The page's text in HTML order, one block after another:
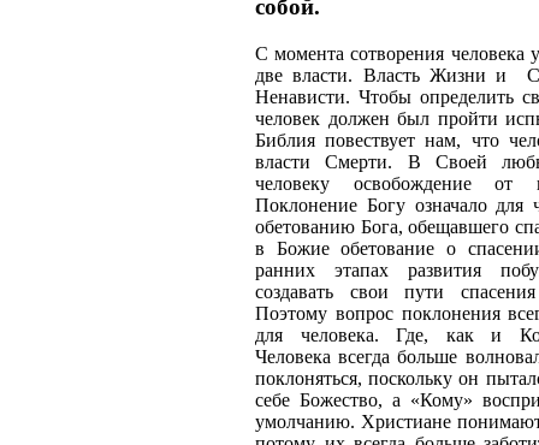
собой.
С момента сотворения человека
две власти. Власть Жизни и
Ненависти. Чтобы определить
человек должен был пройти
Библия повествует нам, что
власти Смерти. В Своей
человеку освобождение от
Поклонение Богу означало для
обетованию Бога, обещавшего
в Божие обетование о
ранних этапах развития
создавать свои пути
Поэтому вопрос поклонения
для человека. Где, как и
Человека всегда больше
поклоняться, поскольку он
себе Божество, а «Кому»
умолчанию. Христиане